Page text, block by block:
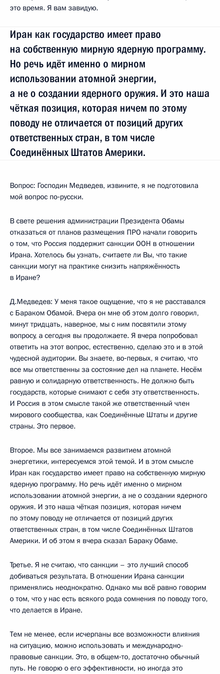
это время. Я вам завидую.
Иран как государство имеет право
на собственную мирную ядерную программу.
Но речь идёт именно о мирном
использовании атомной энергии,
а не о создании ядерного оружия. И это наша
чёткая позиция, которая ничем по этому
поводу не отличается от позиций других
ответственных стран, в том числе
Соединённых Штатов Америки.
Вопрос: Господин Медведев, извините, я не подготовила
мой вопрос по‑русски.
В свете решения администрации Президента Обамы
отказаться от планов размещения ПРО начали говорить
о том, что Россия поддержит санкции ООН в отношении
Ирана. Хотелось бы узнать, считаете ли Вы, что такие
санкции могут на практике снизить напряжённость
в Иране?
Д.Медведев: У меня такое ощущение, что я не расставался
с Бараком Обамой. Вчера он мне об этом долго говорил,
минут тридцать, наверное, мы с ним посвятили этому
вопросу, а сегодня вы продолжаете. Я вчера попробовал
ответить на этот вопрос, естественно, сделаю это и в этой
чудесной аудитории. Вы знаете, во‑первых, я считаю, что
все мы ответственны за состояние дел на планете. Несём
равную и солидарную ответственность. Не должно быть
государств, которые снимают с себя эту ответственность.
И Россия в этом смысле такой же ответственный член
мирового сообщества, как Соединённые Штаты и другие
страны. Это первое.
Второе. Мы все занимаемся развитием атомной
энергетики, интересуемся этой темой. И в этом смысле
Иран как государство имеет право на собственную мирную
ядерную программу. Но речь идёт именно о мирном
использовании атомной энергии, а не о создании ядерного
оружия. И это наша чёткая позиция, которая ничем
по этому поводу не отличается от позиций других
ответственных стран, в том числе Соединённых Штатов
Америки. И об этом я вчера сказал Бараку Обаме.
Третье. Я не считаю, что санкции – это лучший способ
добиваться результата. В отношении Ирана санкции
применялись неоднократно. Однако мы всё равно говорим
о том, что у нас есть всякого рода сомнения по поводу того,
что делается в Иране.
Тем не менее, если исчерпаны все возможности влияния
на ситуацию, можно использовать и международно-
правовые санкции. Это, в общем‑то, достаточно обычный
путь. Не говорю о его эффективности, но иногда это